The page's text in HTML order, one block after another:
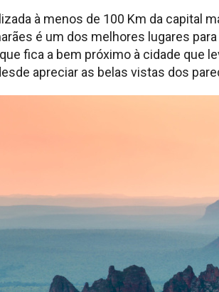
à menos de 100 Km da capital
é um dos melhores lugares
fica a bem próximo à cidade que
apreciar as belas vistas dos